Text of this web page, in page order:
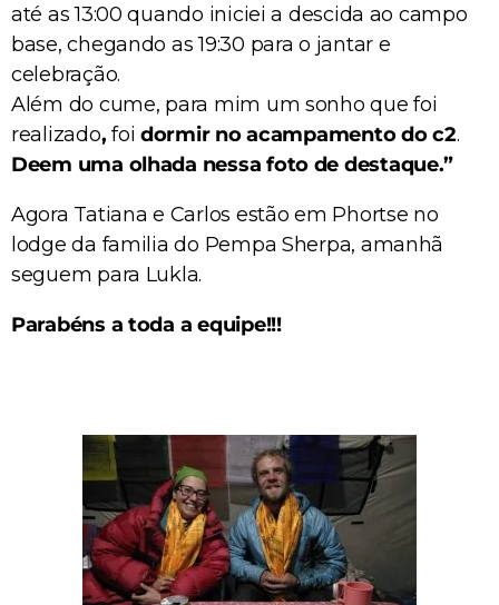
até as 13:00 quando iniciei a descida ao campo
base, chegando as 19:30 para o jantar e
celebração.
Além do cume, para mim um sonho que foi
realizado, foi dormir no acampamento do c2.
Deem uma olhada nessa foto de destaque.”
Agora Tatiana e Carlos estão em Phortse no
lodge da familia do Pempa Sherpa, amanhã
seguem para Lukla.
Parabéns a toda a equipe!!!